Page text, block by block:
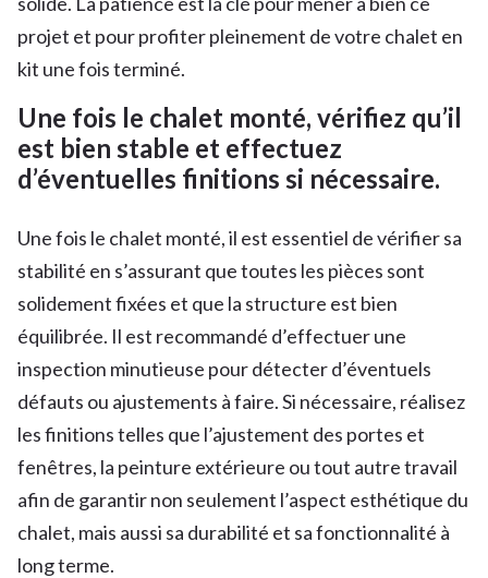
projet et pour profiter pleinement de votre chalet en
kit une fois terminé.
Une fois le chalet monté, vérifiez qu’il
est bien stable et effectuez
d’éventuelles finitions si nécessaire.
Une fois le chalet monté, il est essentiel de vérifier sa
stabilité en s’assurant que toutes les pièces sont
solidement fixées et que la structure est bien
équilibrée. Il est recommandé d’effectuer une
inspection minutieuse pour détecter d’éventuels
défauts ou ajustements à faire. Si nécessaire, réalisez
les finitions telles que l’ajustement des portes et
fenêtres, la peinture extérieure ou tout autre travail
afin de garantir non seulement l’aspect esthétique du
chalet, mais aussi sa durabilité et sa fonctionnalité à
long terme.